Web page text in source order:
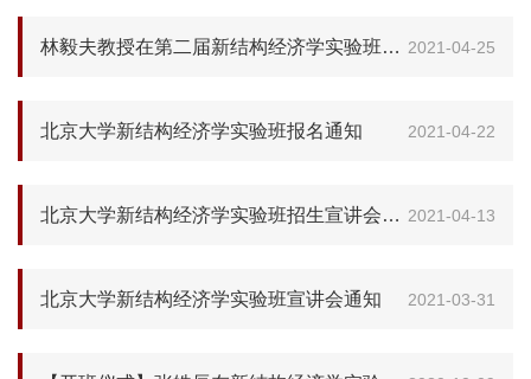
2021-04-25
林毅夫教授在第二届新结构经济学实验班招生宣讲会上的发言
2021-04-22
北京大学新结构经济学实验班报名通知
2021-04-13
北京大学新结构经济学实验班招生宣讲会日前举行
2021-03-31
北京大学新结构经济学实验班宣讲会通知